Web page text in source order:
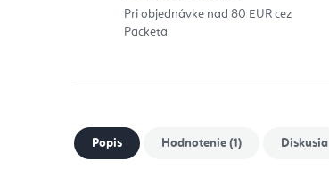
Pri objednávke nad 80 EUR cez
Packeta
Popis Hodnotenie (1) Diskusia